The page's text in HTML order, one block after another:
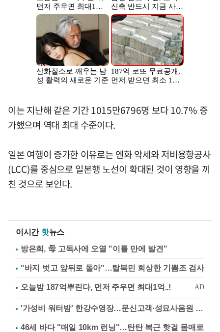
이는 지난해 같은 기간 1015만6796명 보다 10.7% 증
가했으며 역대 최대 수준이다.
일본 여행이 증가한 이유로는 엔화 약세와 저비용항공사
(LCC)를 중심으로 일본행 노선이 확대된 것이 영향을 끼
친 것으로 보인다.
이시간 핫뉴스
방은희, 母 고독사에 오열 "이틀 만에 발견"
"바지 벗고 앞뒤로 돌아"…탈북민 회상한 기쁨조 검사
'가성비 워터밤' 한강수영장…문신고객·성묘사음원 민원
46세 바다 "매일 10km 런닝"…탄탄 복근 핫걸 몸매로